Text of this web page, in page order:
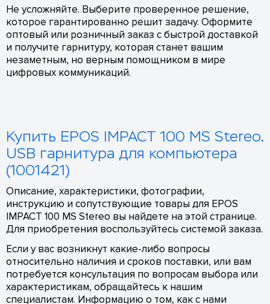
Не усложняйте. Выберите проверенное решение,
которое гарантированно решит задачу. Оформите
оптовый или розничный заказ с быстрой доставкой
и получите гарнитуру, которая станет вашим
незаметным, но верным помощником в мире
цифровых коммуникаций.
Купить EPOS IMPACT 100 MS Stereo.
USB гарнитура для компьютера
(1001421)
Описание, характеристики, фотографии,
инструкцию и сопутствующие товары для EPOS
IMPACT 100 MS Stereo вы найдете на этой странице.
Для приобретения воспользуйтесь системой заказа.
Если у вас возникнут какие-либо вопросы
относительно наличия и сроков поставки, или вам
потребуется консультация по вопросам выбора или
характеристикам, обращайтесь к нашим
специалистам. Информацию о том, как с нами